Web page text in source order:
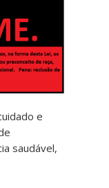
e
saudável,